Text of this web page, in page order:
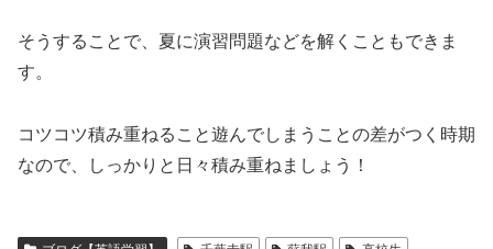
そうすることで、夏に演習問題などを解くこともできま
す。
コツコツ積み重ねること遊んでしまうことの差がつく時期
なので、しっかりと日々積み重ねましょう！